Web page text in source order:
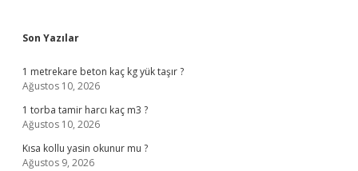
Sidebar
Son Yazılar
1 metrekare beton kaç kg yük taşır ?
Ağustos 10, 2026
1 torba tamir harcı kaç m3 ?
Ağustos 10, 2026
Kısa kollu yasin okunur mu ?
Ağustos 9, 2026